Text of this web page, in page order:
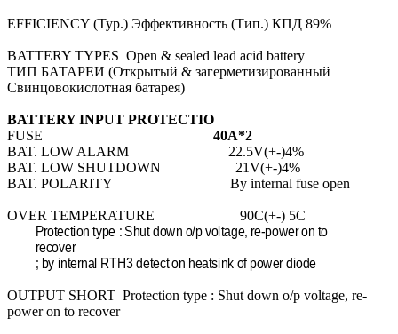
EFFICIENCY (Typ.) Эффективность (Тип.) КПД 89%
BATTERY TYPES Open & sealed lead acid battery
ТИП БАТАРЕИ (Открытый & загерметизированный
Свинцовокислотная батарея)
BATTERY INPUT PROTECTIO
FUSE 40A*2
BAT. LOW ALARM 22.5V(+-)4%
BAT. LOW SHUTDOWN 21V(+-)4%
BAT. POLARITY By internal fuse open
OVER TEMPERATURE 90C(+-) 5C
Protection type : Shut down o/p voltage, re-power on to
recover
; by internal RTH3 detect on heatsink of power diode
OUTPUT SHORT Protection type : Shut down o/p voltage, re-
power on to recover